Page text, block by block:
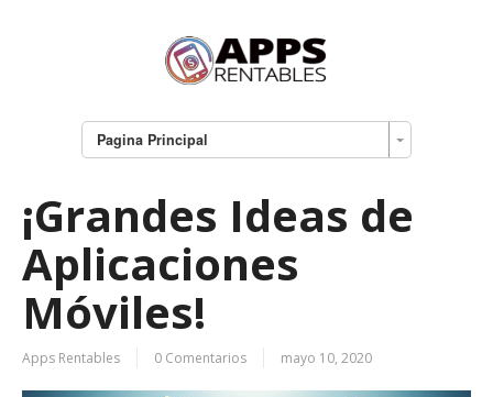
Pagina Principal
¡Grandes Ideas de
Aplicaciones
Móviles!
Apps Rentables 0 Comentarios mayo 10, 2020